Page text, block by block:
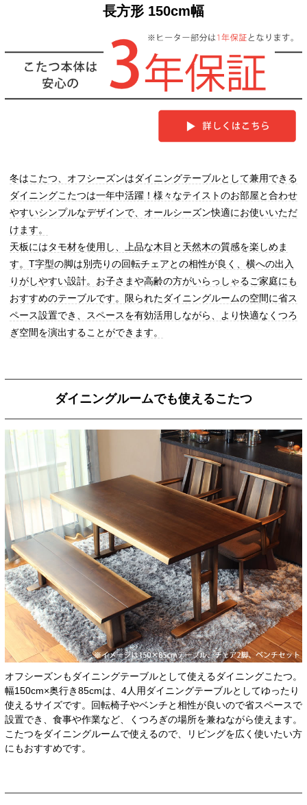
長方形 150cm幅
冬はこたつ、オフシーズンはダイニングテーブルとして兼用できる
ダイニングこたつは一年中活躍！様々なテイストのお部屋と合わせ
やすいシンプルなデザインで、オールシーズン快適にお使いいただ
けます。
天板にはタモ材を使用し、上品な木目と天然木の質感を楽しめま
す。T字型の脚は別売りの回転チェアとの相性が良く、横への出入
りがしやすい設計。お子さまや高齢の方がいらっしゃるご家庭にも
おすすめのテーブルです。限られたダイニングルームの空間に省ス
ペース設置でき、スペースを有効活用しながら、より快適なくつろ
ぎ空間を演出することができます。
ダイニングルームでも使えるこたつ
オフシーズンもダイニングテーブルとして使えるダイニングこたつ。
幅150cm×奥行き85cmは、4人用ダイニングテーブルとしてゆったり
使えるサイズです。回転椅子やベンチと相性が良いので省スペースで
設置でき、食事や作業など、くつろぎの場所を兼ねながら使えます。
こたつをダイニングルームで使えるので、リビングを広く使いたい方
にもおすすめです。